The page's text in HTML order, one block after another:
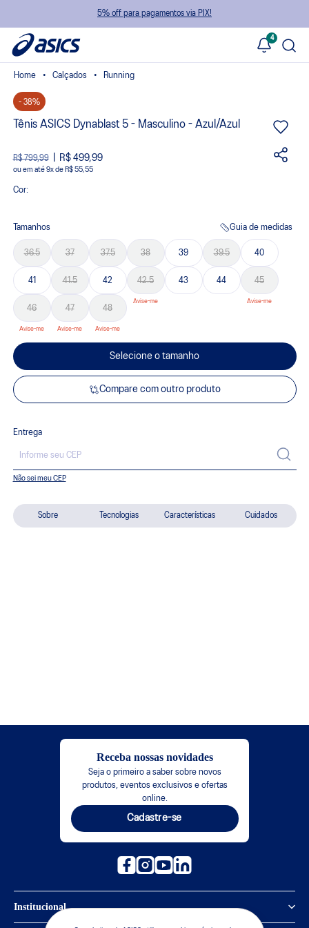
5% off para pagamentos via PIX!
4
Sobre Tecnologias Características Cuidados
Calçados Running
- 38%
Tênis ASICS Dynablast 5 - Masculino - Azul/Azul
R$ 799,99 R$ 499,99
ou 9xde R$ 55,55
Cor:
Tamanhos Guia de medidas
36.5 37 37.5 38 39 39.5 40
41 41.5 42 42.5 43 44 45
46 47 48
Selecione o tamanho
Compare com outro produto
Entrega
Não sei meu CEP
Receba nossas novidades
Seja o primeiro a saber sobre novos
produtos, eventos exclusivos e ofertas
online.
Cadastre-se
Institucional